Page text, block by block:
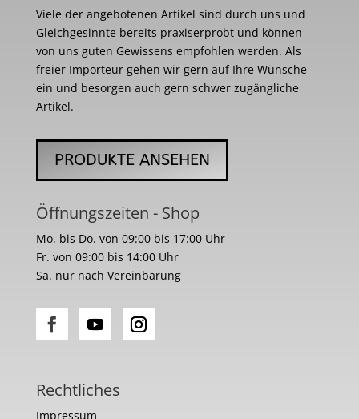
Viele der angebotenen Artikel sind durch uns und
Gleichgesinnte bereits praxiserprobt und können
von uns guten Gewissens empfohlen werden. Als
freier Importeur gehen wir gern auf Ihre Wünsche
ein und besorgen auch gern schwer zugängliche
Artikel.
PRODUKTE ANSEHEN
Öffnungszeiten - Shop
Mo. bis Do. von 09:00 bis 17:00 Uhr
Fr. von 09:00 bis 14:00 Uhr
Sa. nur nach Vereinbarung
Rechtliches
Impressum